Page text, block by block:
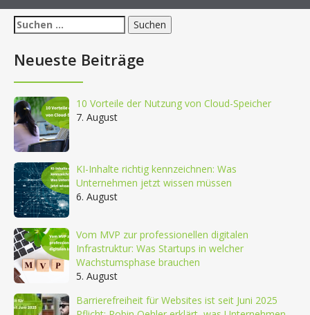
Suchen
nach:
Neueste Beiträge
10 Vorteile der Nutzung von Cloud-Speicher
7. August
KI-Inhalte richtig kennzeichnen: Was
Unternehmen jetzt wissen müssen
6. August
Vom MVP zur professionellen digitalen
Infrastruktur: Was Startups in welcher
Wachstumsphase brauchen
5. August
Barrierefreiheit für Websites ist seit Juni 2025